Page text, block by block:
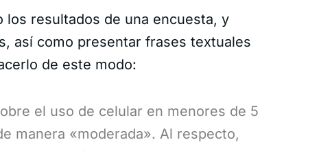
los resultados de una encuesta, y
así como presentar frases textuales
de este modo:
el uso de celular en menores de 5
manera «moderada». Al respecto,